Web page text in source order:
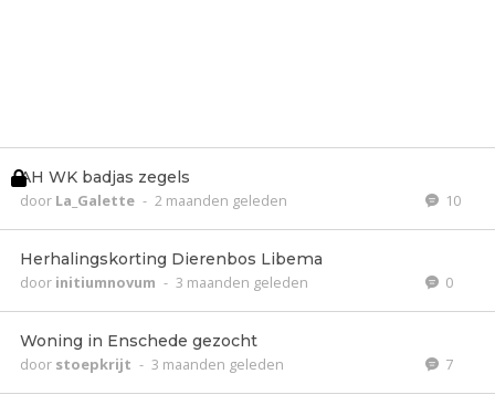
AH WK badjas zegels
door La_Galette - 2 maanden geleden 10
Herhalingskorting Dierenbos Libema
door initiumnovum - 3 maanden geleden 0
Woning in Enschede gezocht
door stoepkrijt - 3 maanden geleden 7